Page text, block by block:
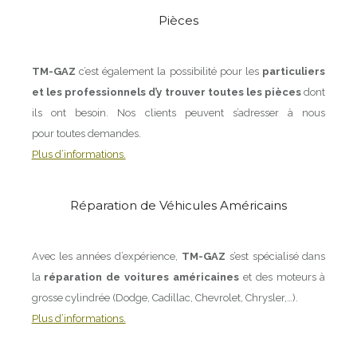
Pièces
TM-GAZ c’est également la possibilité pour les particuliers
et les professionnels d’y trouver toutes les pièces dont
ils ont besoin. Nos clients peuvent s’adresser à nous
pour toutes demandes.
Plus d’informations.
Réparation de Véhicules Américains
Avec les années d’expérience, TM-GAZ s’est spécialisé dans
la réparation de voitures américaines et des moteurs à
grosse cylindrée (Dodge, Cadillac, Chevrolet, Chrysler,…).
Plus d’informations.